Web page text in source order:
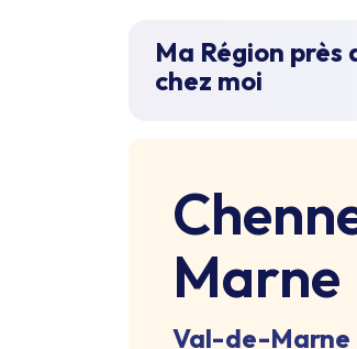
Ma Région près
chez moi
Marne
Val-de-Marne